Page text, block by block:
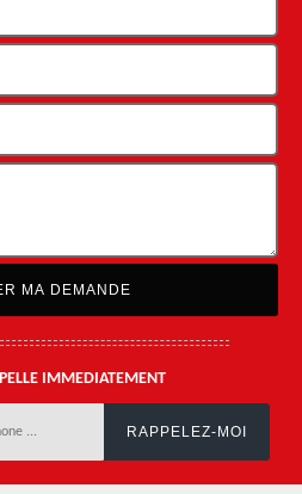
IMMEDIATEMENT